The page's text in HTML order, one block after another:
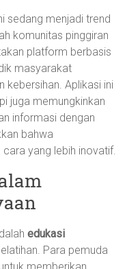
sedang menjadi trend
komunitas pinggiran
platform berbasis
masyarakat
kebersihan. Aplikasi ini
juga memungkinkan
informasi dengan
bahwa
yang lebih inovatif.
edukasi
Para pemuda